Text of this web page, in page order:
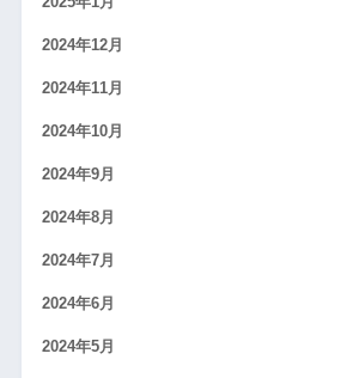
2024年12月
2024年11月
2024年10月
2024年9月
2024年8月
2024年7月
2024年6月
2024年5月